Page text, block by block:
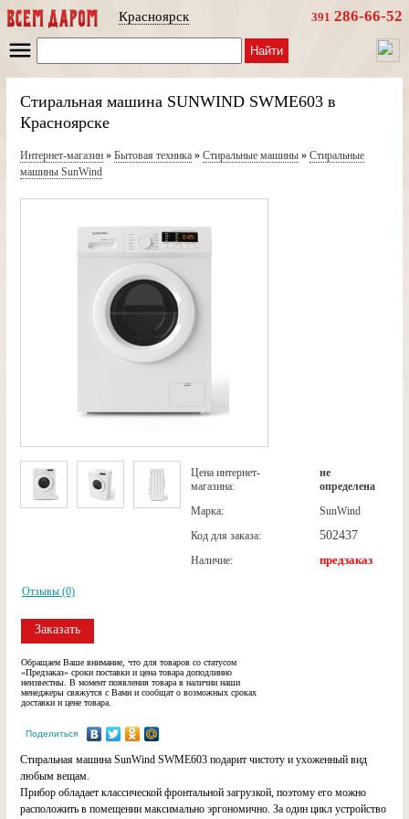
Красноярск 391 286-66-52
Найти
Стиральная машина SUNWIND SWME603 в
Красноярске
Интернет-магазин» Бытовая техника» Стиральные машины» Стиральные
машины SunWind
Цена интернет-
магазина:
не
определена
Марка:
SunWind
Код для заказа:
502437
Наличие: предзаказ
Отзывы (0)
Заказать
Обращаем Ваше внимание, что для товаров со статусом
«Предзаказ» сроки поставки и цена товара доподлинно
неизвестны. В момент появления товара в наличии наши
менеджеры свяжутся с Вами и сообщат о возможных сроках
доставки и цене товара.
Поделиться
Стиральная машина SunWind SWME603 подарит чистоту и ухоженный вид
любым вещам.
Прибор обладает классической фронтальной загрузкой, поэтому его можно
расположить в помещении максимально эргономично. За один цикл устройство